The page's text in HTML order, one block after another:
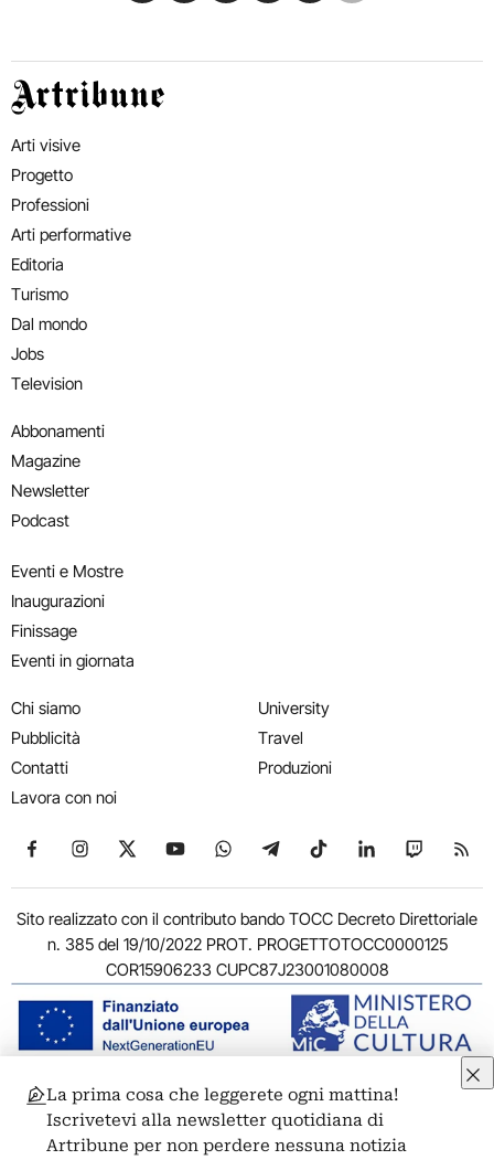
Artribune
Arti visive
Progetto
Professioni
Arti performative
Editoria
Turismo
Dal mondo
Jobs
Television
Abbonamenti
Magazine
Newsletter
Podcast
Eventi e Mostre
Inaugurazioni
Finissage
Eventi in giornata
Chi siamo
Pubblicità
Contatti
Lavora con noi
University
Travel
Produzioni
Seguici su Facebook
Seguici su Instagram
Seguici su X
Seguici su YouTube
Seguici su WhatsApp
Seguici su Telegram
Seguici su TikTok
Seguici su
Seguici
Sito realizzato con il contributo bando TOCC Decreto Direttoriale
n. 385 del 19/10/2022 PROT. PROGETTOTOCC0000125
COR15906233 CUPC87J23001080008
© 2011-2026 ARTRIBUNE srl – Corso Vittorio Emanuele II, 287 –
00186 Roma - P.I. 11381581005
Privacy: Responsabile della protezione dei dati personali
La prima cosa che leggerete ogni mattina!
Iscrivetevi alla newsletter quotidiana di
Artribune per non perdere nessuna notizia